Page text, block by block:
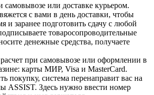
или доставке курьером.
с вами в день доставки, чтобы
и заранее подготовить сдачу с любой
товаросопроводительные
денежные средства, получаете
при самовывозе или оформлении в
карты МИР, Visa и MasterCard.
покупку, система перенаправит вас на
ASSIST. Здесь нужно ввести номер